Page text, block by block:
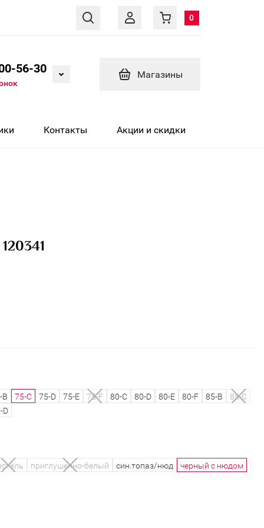
0
56-30 Магазины
Контакты Акции и скидки
B 75-C 75-D 75-E 75-F 80-C 80-D 80-E 80-F 85-B
85-C
D
приглушенно-белый син.топаз/нюд черный с нюдом